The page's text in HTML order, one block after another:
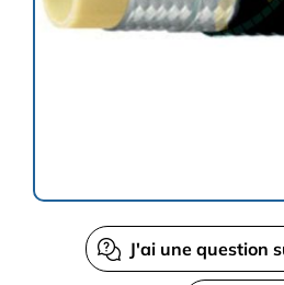
J'ai une question